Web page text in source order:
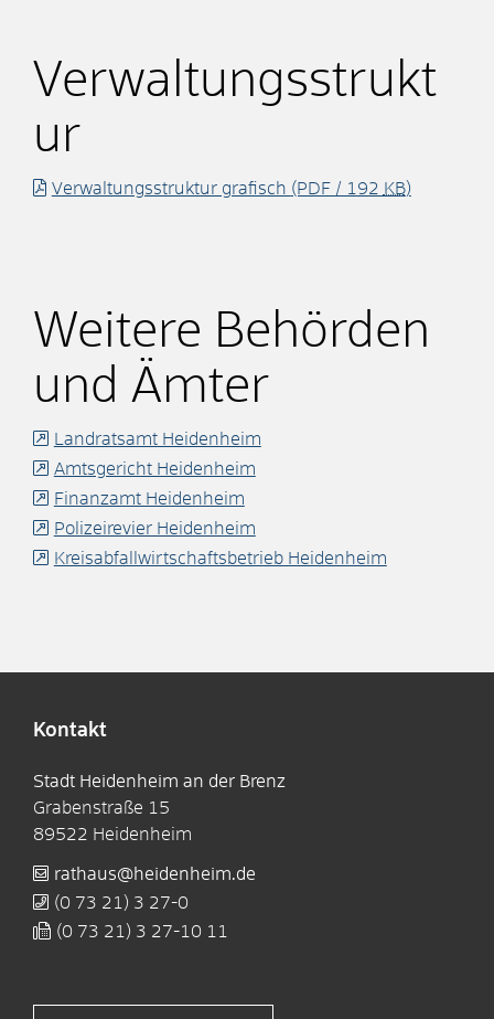
Verwaltungsstrukt
ur
Verwaltungsstruktur grafisch (PDF / 192 KB)
Weitere Behörden
und Ämter
Landratsamt Heidenheim
Amtsgericht Heidenheim
Finanzamt Heidenheim
Polizeirevier Heidenheim
Kreisabfallwirtschaftsbetrieb Heidenheim
Kontakt
Stadt Heidenheim an der Brenz
Grabenstraße 15
89522 Heidenheim
rathaus@heidenheim.de
(0 73 21) 3 27-0
(0 73 21) 3 27-10 11